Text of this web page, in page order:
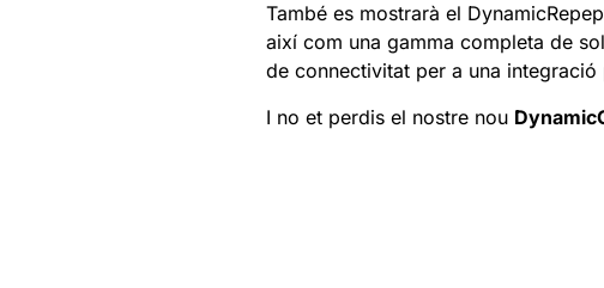
També es mostrarà el
així com una gamma completa de
de connectivitat per a una
I no et perdis el nostre nou